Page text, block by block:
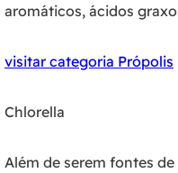
aromáticos, ácidos
visitar categoria Própolis
Chlorella
Além de serem fontes